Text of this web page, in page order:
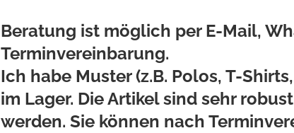
Beratung ist möglich per E-Mail,
Terminvereinbarung.
Ich habe Muster (z.B. Polos, T-
im Lager. Die Artikel sind sehr
werden. Sie können nach